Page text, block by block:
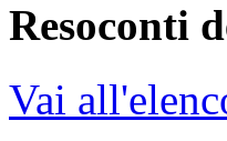
Resoconti
Vai